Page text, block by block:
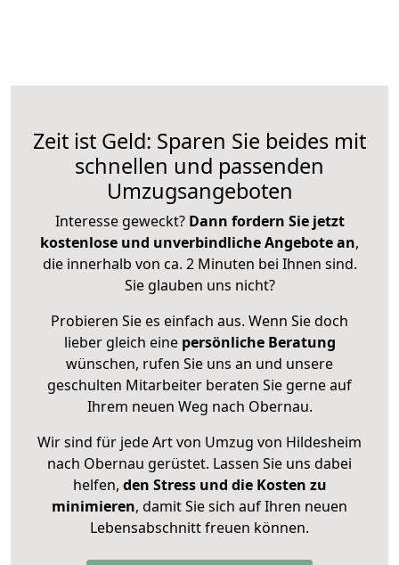
Zeit ist Geld: Sparen Sie beides mit
schnellen und passenden
Umzugsangeboten
Interesse geweckt? Dann fordern Sie jetzt
kostenlose und unverbindliche Angebote an,
die innerhalb von ca. 2 Minuten bei Ihnen sind.
Sie glauben uns nicht?
Probieren Sie es einfach aus. Wenn Sie doch
lieber gleich eine persönliche Beratung
wünschen, rufen Sie uns an und unsere
geschulten Mitarbeiter beraten Sie gerne auf
Ihrem neuen Weg nach Obernau.
Wir sind für jede Art von Umzug von Hildesheim
nach Obernau gerüstet. Lassen Sie uns dabei
helfen, den Stress und die Kosten zu
minimieren, damit Sie sich auf Ihren neuen
Lebensabschnitt freuen können.